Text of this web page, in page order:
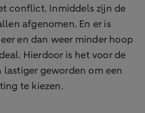
conflict. Inmiddels zijn de
afgenomen. En er is
en dan weer minder hoop
Hierdoor is het voor de
geworden om een
te kiezen.